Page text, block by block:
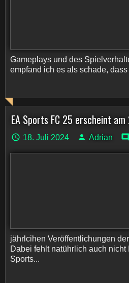
Gameplays und des
empfand ich es als schade,
EA Sports FC 25 erscheint
18. Juli 2024 Adrian
jährlcihen Veröffentlichungen
Dabei fehlt natührlich auch
Sports...